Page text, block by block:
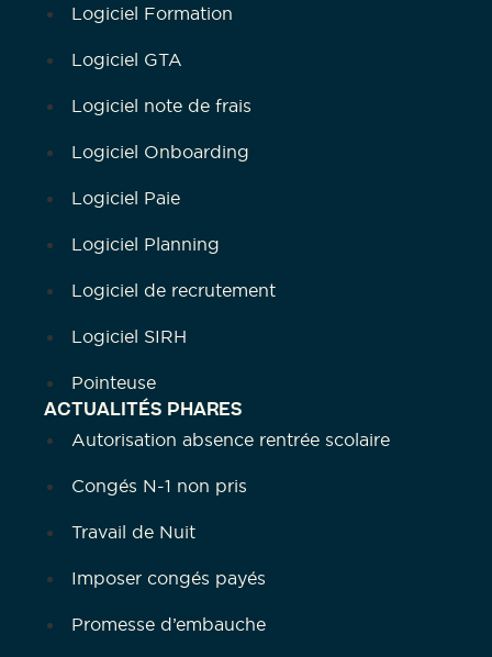
Logiciel Formation
Logiciel GTA
Logiciel note de frais
Logiciel Onboarding
Logiciel Paie
Logiciel Planning
Logiciel de recrutement
Logiciel SIRH
Pointeuse
ACTUALITÉS PHARES
Autorisation absence rentrée scolaire
Congés N-1 non pris
Travail de Nuit
Imposer congés payés
Promesse d’embauche